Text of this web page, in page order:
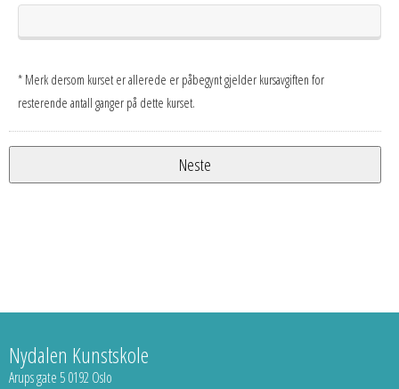
* Merk dersom kurset er allerede er påbegynt gjelder kursavgiften for
resterende antall ganger på dette kurset.
Nydalen Kunstskole
Arups gate 5 0192 Oslo